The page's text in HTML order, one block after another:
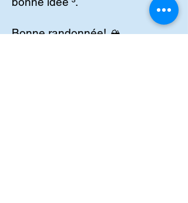
Bonne randonnée! 🏔️